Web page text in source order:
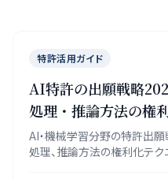
特許活用ガイド
AI特許の出願戦略
処理・推論方法の権利
AI・機械学習分野の特許出願
処理、推論方法の権利化テク